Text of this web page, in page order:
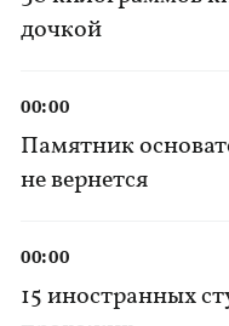
дочкой
Памятник
не вернется
00:00
15 иностранных
00:00